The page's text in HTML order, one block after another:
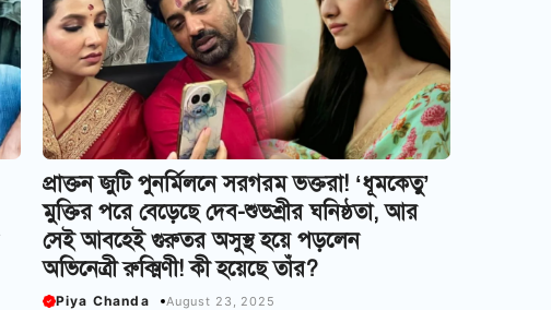
প্রাক্তন জুটি পুনর্মিলনে সরগরম ভক্তরা! ‘ধূমকেতু’
মুক্তির পরে বেড়েছে দেব-শুভশ্রীর ঘনিষ্ঠতা, আর
সেই আবহেই গুরুতর অসুস্থ হয়ে পড়লেন
অভিনেত্রী রুক্মিণী! কী হয়েছে তাঁর?
Piya Chanda August 23, 2025